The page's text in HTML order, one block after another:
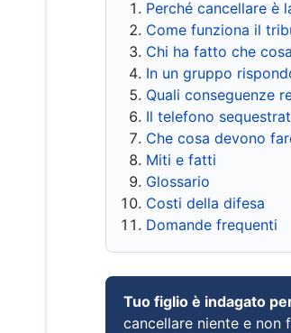
Perché cancellare è
Come funziona il
Chi ha fatto che
In un gruppo
Quali conseguenze
Il telefono
Che cosa devono
Miti e fatti
Glossario
Costi della difesa
Domande frequenti
Tuo figlio è indagato
cancellare niente e non